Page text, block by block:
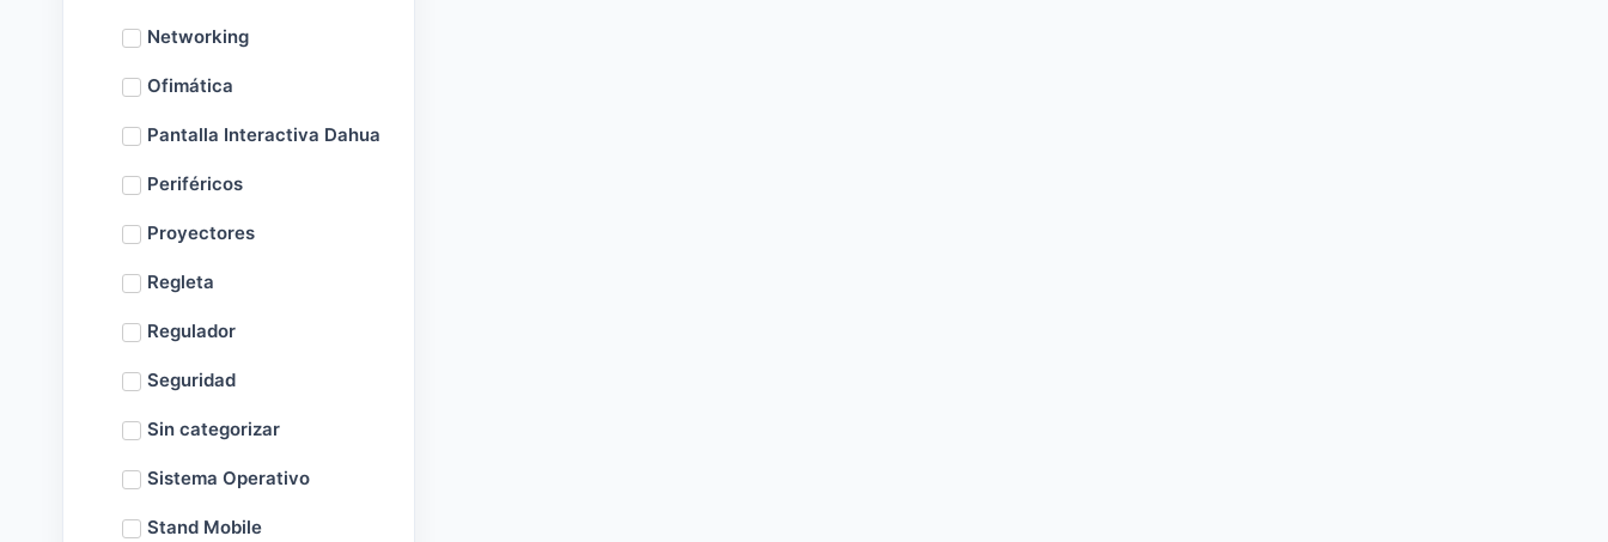
Networking
Ofimática
Pantalla Interactiva Dahua
Periféricos
Proyectores
Regleta
Regulador
Seguridad
Sin categorizar
Sistema Operativo
Stand Mobile